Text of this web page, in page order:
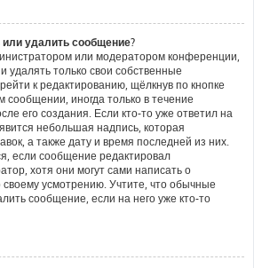
или удалить сообщение?
или модератором конференции,
удалять только свои собственные
к редактированию, щёлкнув по кнопке
сообщении, иногда только в течение
его создания. Если кто-то уже ответил на
небольшая надпись, которая
а также дату и время последней из них.
если сообщение редактировал
хотя они могут сами написать о
усмотрению. Учтите, что обычные
сообщение, если на него уже кто-то